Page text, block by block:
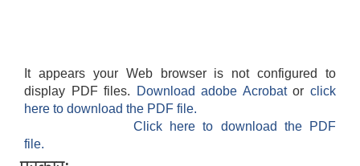
It appears your Web browser is not configured to
display PDF files.
Download adobe Acrobatorclick
here to download the PDF file.
Click here to download the PDF
file.